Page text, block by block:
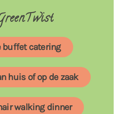
buffet catering
huis of op de zaak
walking dinner